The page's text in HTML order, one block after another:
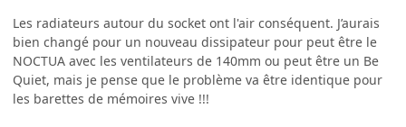
Les radiateurs autour du socket ont l'air conséquent. J’aurais
bien changé pour un nouveau dissipateur pour peut être le
NOCTUA avec les ventilateurs de 140mm ou peut être un Be
Quiet, mais je pense que le problème va être identique pour
les barettes de mémoires vive !!!